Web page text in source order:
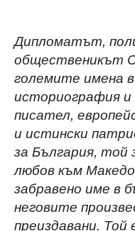
Дипломатът,
общественикът
големите имена
историография и
писател,
и истински
за България, той
любов към
забравено име в
неговите
преиздавани. Той